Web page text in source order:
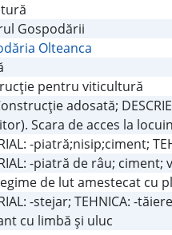
Gospodării
Olteanca
pentru viticultură
adosată;
Scara de acces la
-piatră;nisip;ciment;
-piatră de râu; ciment;
de lut amestecat cu
-stejar; TEHNICA: -
cu limbă şi uluc